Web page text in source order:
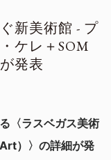
新美術館 - プ
ケレ＋SOM
発表
〈ラスベガス美術
）〉の詳細が発